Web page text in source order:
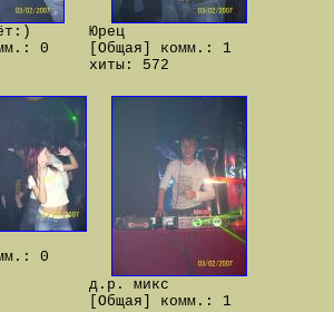
0
Юрец
[Общая] комм.: 1
хиты: 572
0
д.р. микс
[Общая] комм.: 1